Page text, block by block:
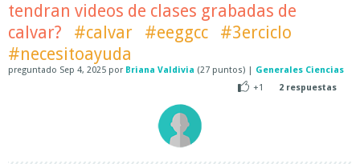
tendran videos de clases grabadas de
calvar?
#calvar #eeggcc
#3erciclo
#necesitoayuda
preguntado Sep 4, 2025 por Briana Valdivia (27 puntos) | Generales Ciencias
+1
2 respuestas